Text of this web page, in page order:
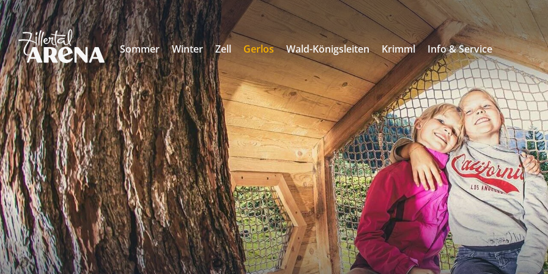
Sommer Winter Zell Gerlos Wald-Königsleiten Krimml Info & Service